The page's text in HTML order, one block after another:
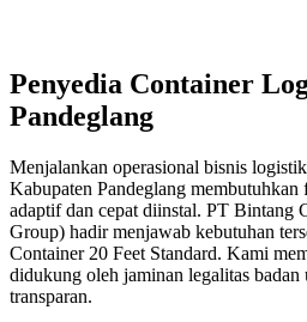
Penyedia Container
Pandeglang
Menjalankan operasional bisnis
Kabupaten Pandeglang
adaptif dan cepat diinstal. PT Bintang
Group) hadir menjawab kebutuhan
Container 20 Feet Standard. Kami
didukung oleh jaminan legalitas
transparan.